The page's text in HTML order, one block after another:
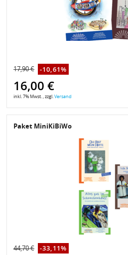
17,90 € -10,61%
16,00 €
inkl. 7% Mwst. , zzgl. Versand
Paket MiniKiBiWo
44,70 € -33,11%